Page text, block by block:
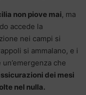
non piove mai, ma
accede la
nei campi si
si ammalano, e i
che
dei mesi
nel nulla.